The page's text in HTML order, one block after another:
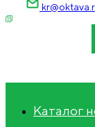
Каталог